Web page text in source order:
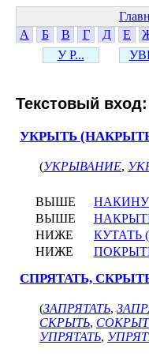
А
Б В Г Д Е
У Р...
Текстовый вход:
УКРЫТЬ
(УКРЫВАНИЕ,
ВЫШЕ
ВЫШЕ
НИЖЕ
КУТАТЬ
НИЖЕ
СПРЯТАТЬ,
(ЗАПРЯТАТЬ,
СКРЫТЬ,
УПРЯТАТЬ,